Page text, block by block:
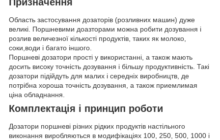
Призначення
Область застосування дозаторів (розливних машин) дуже
великі. Поршневими доазторами можна робити дозування і
розлив величезної кількості продуктів, таких як молоко,
соки,води і багато іншого.
Поршневі дозатори прості у використанні, а також мають
досить високу точність дозування і більшу продуктивність. Такі
дозатори підійдуть для малих і середніх виробництв, де
потрібна хороша точність дозування, а також приемлимая
ціна обладнання.
Комплектація і принцип роботи
Дозатори поршневі різних рідких продуктів настільного
виконання виробляються в модифікаціях 100, 250, 500, 1000 і